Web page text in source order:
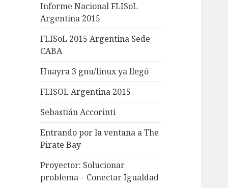
Informe Nacional FLISoL
Argentina 2015
FLISoL 2015 Argentina Sede
CABA
Huayra 3 gnu/linux ya llegó
FLISOL Argentina 2015
Sebastián Accorinti
Entrando por la ventana a The
Pirate Bay
Proyector: Solucionar
problema – Conectar Igualdad